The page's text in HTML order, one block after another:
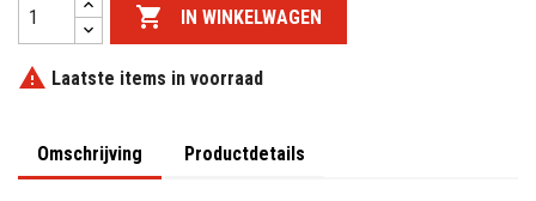
 IN WINKELWAGEN
 Laatste items in voorraad
Omschrijving Productdetails